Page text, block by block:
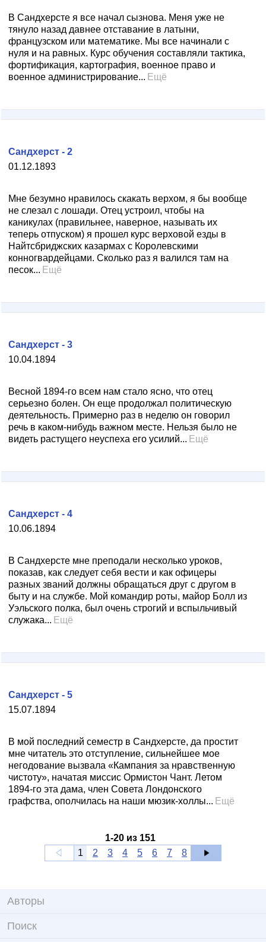
В Сандхерсте я все начал сызнова. Меня уже не
тянуло назад давнее отставание в латыни,
французском или математике. Мы все начинали с
нуля и на равных. Курс обучения составляли тактика,
фортификация, картография, военное право и
военное администрирование... Ещё
01.12.1893
Сандхерст - 2
Мне безумно нравилось скакать верхом, я бы вообще
не слезал с лошади. Отец устроил, чтобы на
каникулах (правильнее, наверное, называть их
теперь отпуском) я прошел курс верховой езды в
Найтсбриджских казармах с Королевскими
конногвардейцами. Сколько раз я валился там на
песок... Ещё
10.04.1894
Сандхерст - 3
Весной 1894-го всем нам стало ясно, что отец
серьезно болен. Он еще продолжал политическую
деятельность. Примерно раз в неделю он говорил
речь в каком-нибудь важном месте. Нельзя было не
видеть растущего неуспеха его усилий... Ещё
10.06.1894
Сандхерст - 4
В Сандхерсте мне преподали несколько уроков,
показав, как следует себя вести и как офицеры
разных званий должны обращаться друг с другом в
быту и на службе. Мой командир роты, майор Болл из
Уэльского полка, был очень строгий и вспыльчивый
служака... Ещё
15.07.1894
Сандхерст - 5
В мой последний семестр в Сандхерсте, да простит
мне читатель это отступление, сильнейшее мое
негодование вызвала «Кампания за нравственную
чистоту», начатая миссис Ормистон Чант. Летом
1894-го эта дама, член Совета Лондонского
графства, ополчилась на наши мюзик-холлы... Ещё
1-20из 151
1
2 3 4 5 6 7 8
Авторы
Поиск